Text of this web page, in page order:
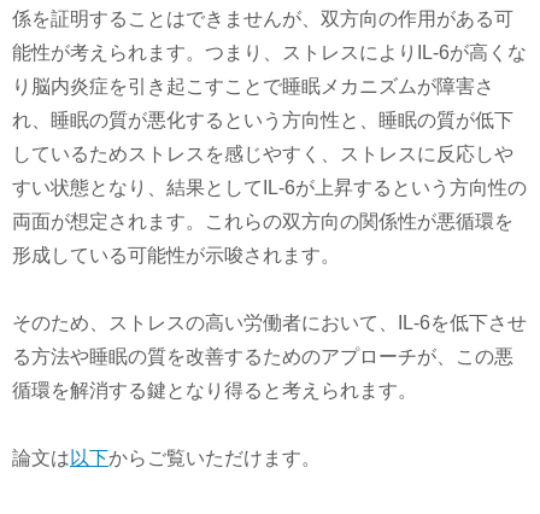
係を証明することはできませんが、双方向の作用がある可
能性が考えられます。つまり、ストレスによりIL-6が高くな
り脳内炎症を引き起こすことで睡眠メカニズムが障害さ
れ、睡眠の質が悪化するという方向性と、睡眠の質が低下
しているためストレスを感じやすく、ストレスに反応しや
すい状態となり、結果としてIL-6が上昇するという方向性の
両面が想定されます。これらの双方向の関係性が悪循環を
形成している可能性が示唆されます。
そのため、ストレスの高い労働者において、IL-6を低下させ
る方法や睡眠の質を改善するためのアプローチが、この悪
循環を解消する鍵となり得ると考えられます。
論文は 以下からご覧いただけます。